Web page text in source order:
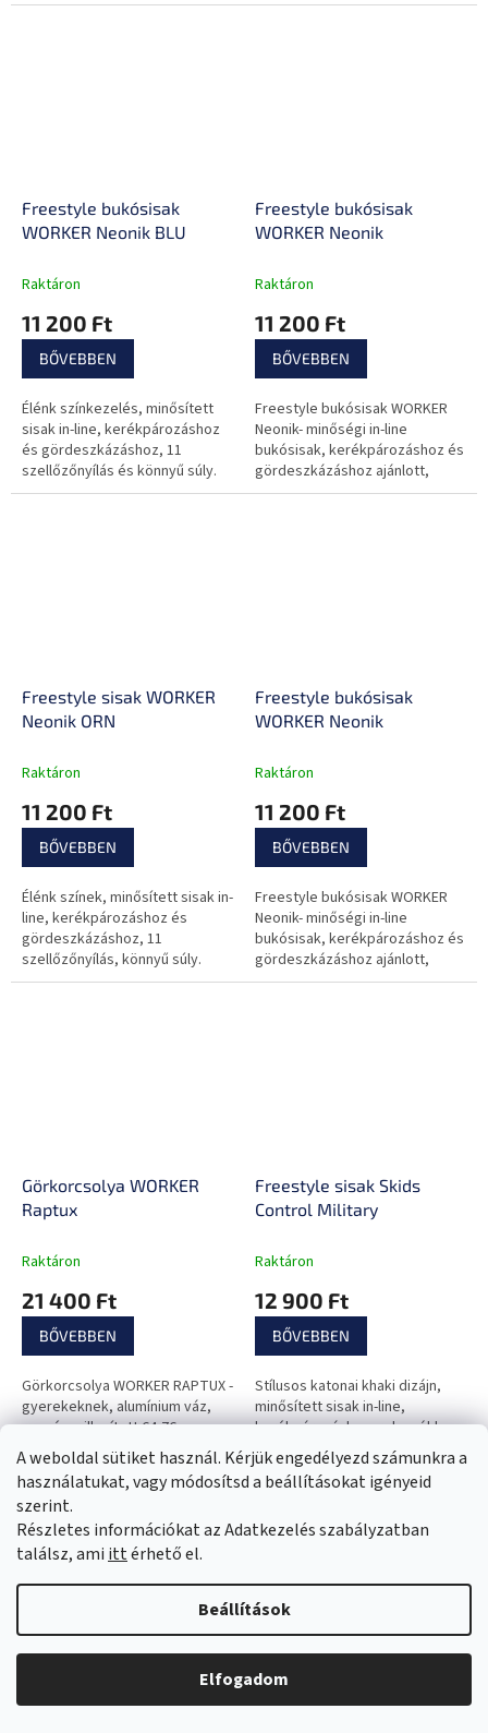
A weboldal sütiket használ. Kérjük engedélyezd számunkra a
használatukat, vagy módosítsd a beállításokat igényeid
szerint.
Részletes információkat az Adatkezelés szabályzatban
találsz, ami ittérhető el.
Beállítások
Elfogadom
Freestyle bukósisak
WORKER Neonik BLU
Raktáron
11 200 Ft
BŐVEBBEN
Élénk színkezelés, minősített
sisak in-line, kerékpározáshoz
és gördeszkázáshoz, 11
szellőzőnyílás és könnyű súly.
Freestyle bukósisak
WORKER Neonik
Raktáron
11 200 Ft
BŐVEBBEN
Freestyle bukósisak WORKER
Neonik- minőségi in-line
bukósisak, kerékpározáshoz és
gördeszkázáshoz ajánlott,
színes design, 11
Freestyle sisak WORKER
Neonik ORN
Raktáron
11 200 Ft
BŐVEBBEN
Élénk színek, minősített sisak in-
line, kerékpározáshoz és
gördeszkázáshoz, 11
szellőzőnyílás, könnyű súly.
Freestyle bukósisak
WORKER Neonik
Raktáron
11 200 Ft
BŐVEBBEN
Freestyle bukósisak WORKER
Neonik- minőségi in-line
bukósisak, kerékpározáshoz és
gördeszkázáshoz ajánlott,
színes design, 11
Görkorcsolya WORKER
Raptux
Raktáron
21 400 Ft
BŐVEBBEN
Görkorcsolya WORKER RAPTUX -
gyerekeknek, alumínium váz,
rezgéscsillapított 64-76 cm-es
kerekek, ABEC 5 karbon
tengelyek, antibakteriális cipő
Freestyle sisak Skids
Control Military
Raktáron
12 900 Ft
BŐVEBBEN
Stílusos katonai khaki dizájn,
minősített sisak in-line,
kerékpározáshoz, robogókhoz
vagy gördeszkához,
szellőzőnyílások, állítható
pánthosszúság és könnyű súly.
Női leggings magas